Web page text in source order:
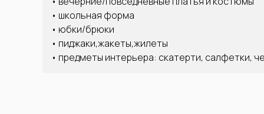
• школьная форма
• юбки/брюки
• пиджаки,жакеты,жилеты
• предметы интерьера: скатерти, салфетки,